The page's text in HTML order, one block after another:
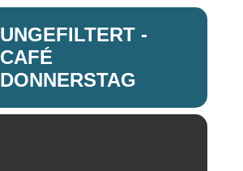
UNGEFILTERT -
CAFÉ
DONNERSTAG